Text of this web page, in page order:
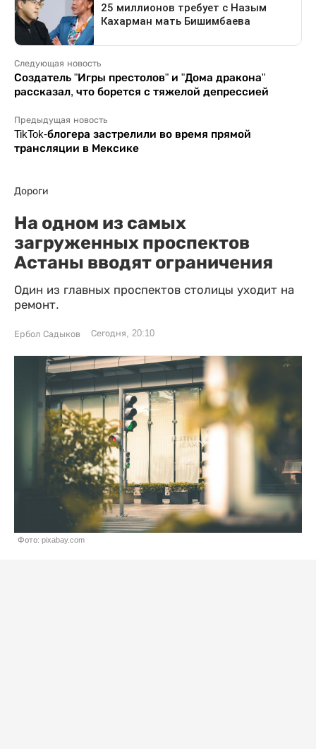
Следующая новость
Создатель "Игры престолов" и "Дома дракона"
рассказал, что борется с тяжелой депрессией
Предыдущая новость
TikTok-блогера застрелили во время прямой
трансляции в Мексике
Дороги
На одном из самых
загруженных проспектов
Астаны вводят ограничения
Один из главных проспектов столицы уходит на
ремонт.
Ербол Садыков Сегодня, 20:10
Фото: pixabay.com